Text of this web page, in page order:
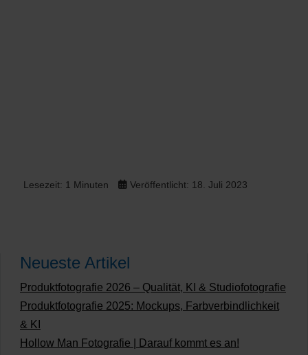
Lesezeit: 1 Minuten Veröffentlicht: 18. Juli 2023
Neueste Artikel
Produktfotografie 2026 – Qualität, KI & Studiofotografie
Produktfotografie 2025: Mockups, Farbverbindlichkeit
& KI
Hollow Man Fotografie | Darauf kommt es an!